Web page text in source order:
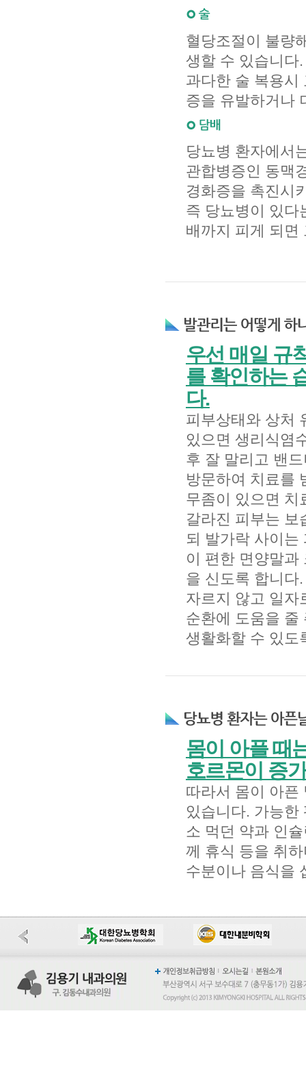
혈당조절이 불량
생할 수 있습니다.
과다한 술 복용시
증을 유발하거나
당뇨병 환자에서
관합병증인 동맥
경화증을 촉진시
즉 당뇨병이 있다
배까지 피게 되면
우선 매일 규
를 확인하는
다.
피부상태와 상처
있으면 생리식염
후 잘 말리고 밴
방문하여 치료를
무좀이 있으면 치
갈라진 피부는 보
되 발가락 사이는
이 편한 면양말과
을 신도록 합니다
자르지 않고 일자
순환에 도움을 줄
생활화할 수 있도
몸이 아플 때
호르몬이 증
따라서 몸이 아픈
있습니다. 가능한
소 먹던 약과 인
께 휴식 등을 취
수분이나 음식을